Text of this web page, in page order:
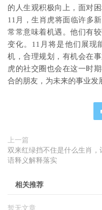
的人生观积极向上，面对
11月，生肖虎将面临许多
常常意味着机遇。他们有
变化。11月将是他们展现
机，合理规划，有机会在
虎的社交圈也会在这一时
合的朋友，为未来的事业发
上一篇
双来红绿挡不住是什么生肖，
语释义解释落实
相关推荐
暂无文章